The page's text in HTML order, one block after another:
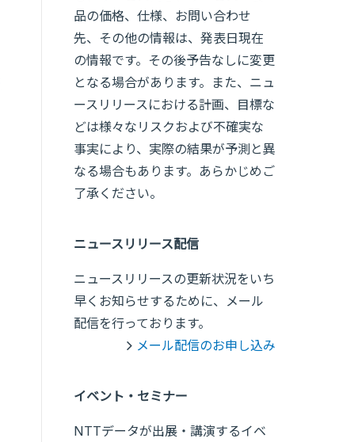
品の価格、仕様、お問い合わせ
先、その他の情報は、発表日現在
の情報です。その後予告なしに変更
となる場合があります。また、ニュ
ースリリースにおける計画、目標な
どは様々なリスクおよび不確実な
事実により、実際の結果が予測と異
なる場合もあります。あらかじめご
了承ください。
ニュースリリース配信
ニュースリリースの更新状況をいち
早くお知らせするために、メール
配信を行っております。
メール配信のお申し込み
イベント・セミナー
NTTデータが出展・講演するイベ